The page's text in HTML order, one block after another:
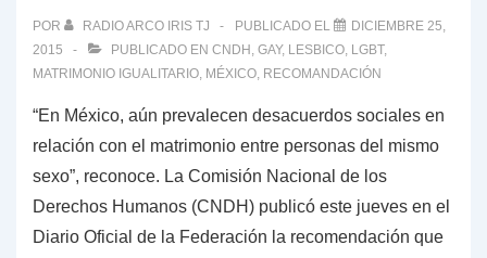
POR RADIO ARCO IRIS TJ PUBLICADO EL
DICIEMBRE 25,
2015
PUBLICADO EN CNDH , GAY, LESBICO, LGBT,
MATRIMONIO IGUALITARIO, MÉXICO, RECOMANDACIÓN
“En México, aún prevalecen desacuerdos sociales en
relación con el matrimonio entre personas del mismo
sexo”, reconoce. La Comisión Nacional de los
Derechos Humanos (CNDH) publicó este jueves en el
Diario Oficial de la Federación la recomendación que